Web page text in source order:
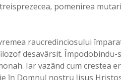
pomenirea
raucredinciosului
desavârsit.
Iar vazând cum crestea
în Domnul nostru Iisus